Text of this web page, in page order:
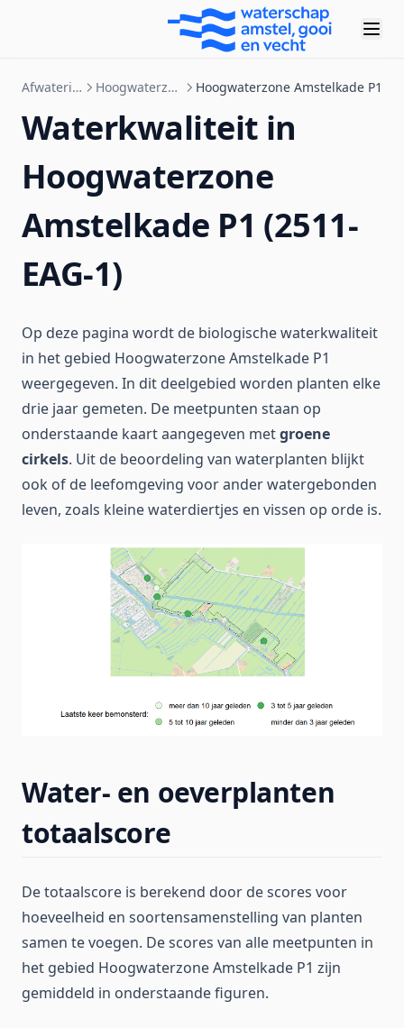
Afwateringsgebieden Hoogwaterzone Amstelkade P1 Hoogwaterzone Amstelkade P1
Waterkwaliteit in
Hoogwaterzone
Amstelkade P1 (2511-
EAG-1)
Op deze pagina wordt de biologische waterkwaliteit
in het gebied Hoogwaterzone Amstelkade P1
weergegeven. In dit deelgebied worden planten elke
drie jaar gemeten. De meetpunten staan op
onderstaande kaart aangegeven metgroene
cirkels. Uit de beoordeling van waterplanten blijkt
ook of de leefomgeving voor ander watergebonden
leven, zoals kleine waterdiertjes en vissen op orde is.
Water- en oeverplanten
totaalscore
De totaalscore is berekend door de scores voor
hoeveelheid en soortensamenstelling van planten
samen te voegen. De scores van alle meetpunten in
het gebied Hoogwaterzone Amstelkade P1 zijn
gemiddeld in onderstaande figuren.